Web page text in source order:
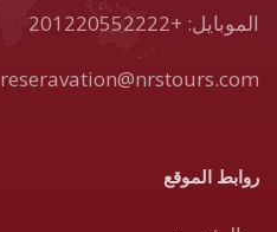
الموبايل: +201220552222
reseravation@nrstours.com
روابط الموقع